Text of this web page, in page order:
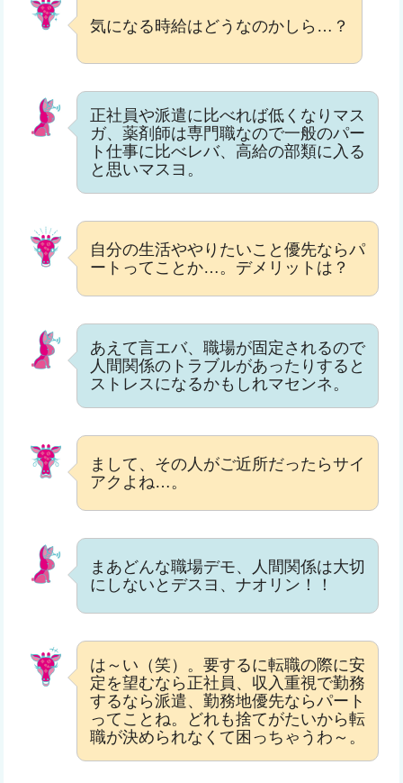
気になる時給はどうなのかしら…？
正社員や派遣に比べれば低くなりマス
ガ、薬剤師は専門職なので一般のパー
ト仕事に比べレバ、高給の部類に入る
と思いマスヨ。
自分の生活ややりたいこと優先ならパ
ートってことか…。デメリットは？
あえて言エバ、職場が固定されるので
人間関係のトラブルがあったりすると
ストレスになるかもしれマセンネ。
まして、その人がご近所だったらサイ
アクよね…。
まあどんな職場デモ、人間関係は大切
にしないとデスヨ、ナオリン！！
は～い（笑）。要するに転職の際に安
定を望むなら正社員、収入重視で勤務
するなら派遣、勤務地優先ならパート
ってことね。どれも捨てがたいから転
職が決められなくて困っちゃうわ～。